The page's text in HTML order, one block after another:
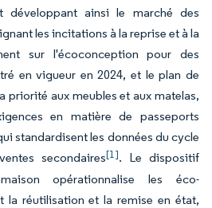
développant ainsi le marché des
les incitations à la reprise et à la
sur l'écoconception pour des
en vigueur en 2024, et le plan de
priorité aux meubles et aux matelas,
en matière de passeports
standardisent les données du cycle
secondaires[1]. Le dispositif
opérationnalise les éco-
la réutilisation et la remise en état,